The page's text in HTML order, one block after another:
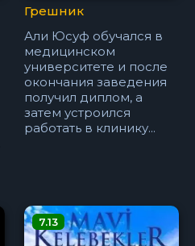
Грешник
Али Юсуф обучался в
медицинском
университете и после
окончания заведения
получил диплом, а
затем устроился
работать в клинику...
7.13